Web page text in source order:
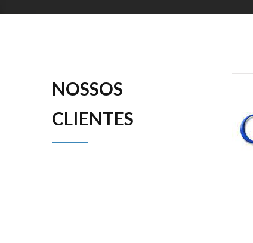
NOSSOS
CLIENTES